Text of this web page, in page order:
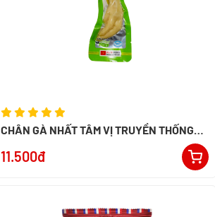
CHÂN GÀ NHẤT TÂM VỊ TRUYỀN THỐNG
11.500đ